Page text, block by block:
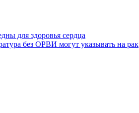
для здоровья сердца
без ОРВИ могут указывать на рак